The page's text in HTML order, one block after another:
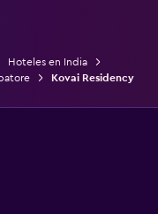
Hoteles en India
Kovai Residency